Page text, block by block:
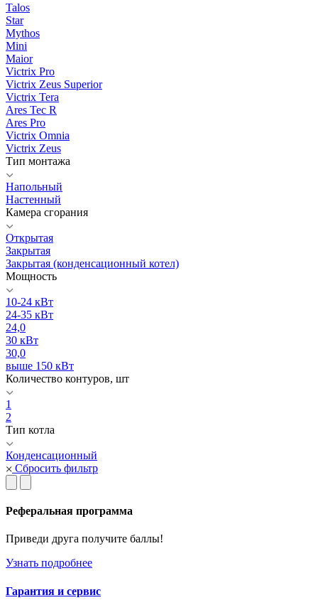
Talos
Star
Mythos
Mini
Maior
Victrix Pro
Victrix Zeus Superior
Victrix Tera
Ares Tec R
Ares Pro
Victrix Omnia
Victrix Zeus
Тип монтажа
Напольный
Настенный
Камера сгорания
Открытая
Закрытая
Закрытая (конденсационный котел)
Мощность
10-24 кВт
24-35 кВт
24,0
30 кВт
30,0
выше 150 кВт
Количество контуров, шт
1
2
Тип котла
Конденсационный
Сбросить фильтр
Реферальная программа
Приведи друга получите баллы!
Узнать подробнее
Гарантия и сервис